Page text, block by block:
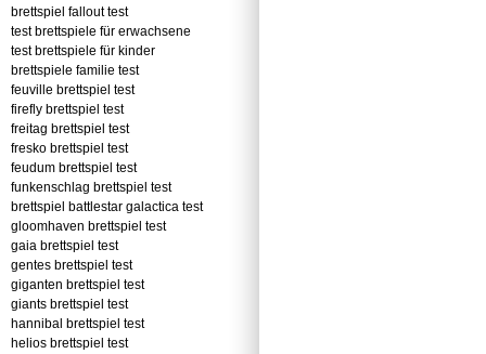
brettspiel fallout test
test brettspiele für erwachsene
test brettspiele für kinder
brettspiele familie test
feuville brettspiel test
firefly brettspiel test
freitag brettspiel test
fresko brettspiel test
feudum brettspiel test
funkenschlag brettspiel test
brettspiel battlestar galactica test
gloomhaven brettspiel test
gaia brettspiel test
gentes brettspiel test
giganten brettspiel test
giants brettspiel test
hannibal brettspiel test
helios brettspiel test